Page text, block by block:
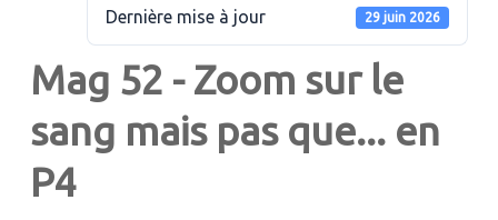
Dernière mise à jour 29 juin 2026
Mag 52 - Zoom sur le
sang mais pas que... en
P4